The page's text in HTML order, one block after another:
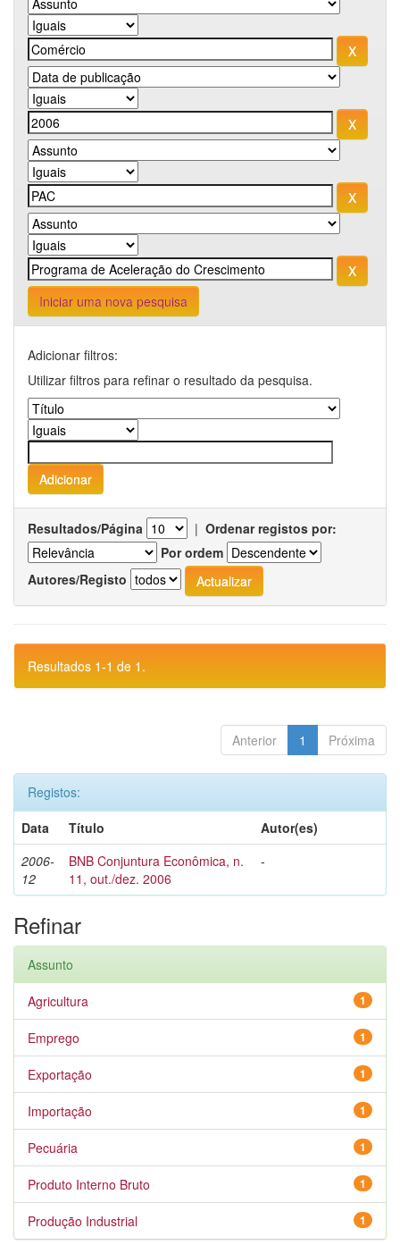
Iniciar uma nova pesquisa
Adicionar filtros:
Utilizar filtros para refinar o resultado da pesquisa.
Resultados/Página | Ordenar registos por:
Por ordem
Autores/Registo
Resultados 1-1 de 1.
Anterior 1 Próxima
Registos:
Data
Título
Autor(es)
2006-
12
BNB Conjuntura Econômica, n.
11, out./dez. 2006
-
Refinar
Assunto
1
Agricultura
1
Emprego
1
Exportação
1
Importação
1
Pecuária
1
Produto Interno Bruto
1
Produção Industrial